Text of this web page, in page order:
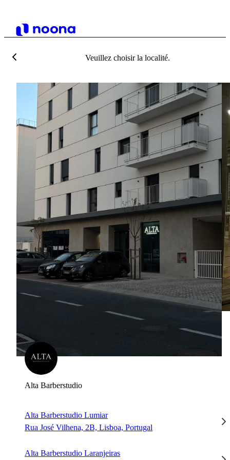
Veuillez choisir la localité.
Alta Barberstudio
Alta Barberstudio Lumiar
Rua José Vilhena, 2B, Lisboa, Portugal
Alta Barberstudio Laranjeiras